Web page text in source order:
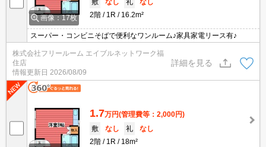
画像：17枚
敷
なし 礼
なし
2階
1R 16.2m²
スーパー・コンビニそばで便利なワンルーム♪家具家電リース有♪
株式会社フリールーム エイブルネットワーク福
住店
情報更新日 2026/08/09
詳細を見る
1.7万円(管理費等：2,000円)
敷
なし 礼
なし
2階
1R 18m²